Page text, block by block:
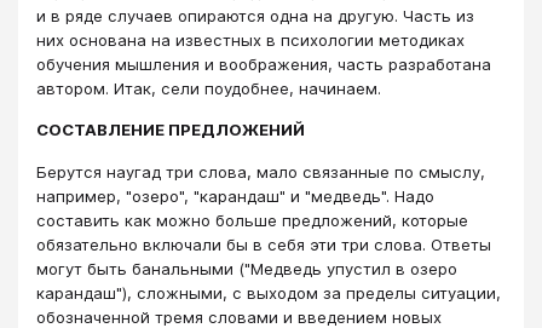
и в ряде случаев опираются одна на другую. Часть из
них основана на известных в психологии методиках
обучения мышления и воображения, часть разработана
автором. Итак, сели поудобнее, начинаем.
СОСТАВЛЕНИЕ ПРЕДЛОЖЕНИЙ
Берутся наугад три слова, мало связанные по смыслу,
например, "озеро", "карандаш" и "медведь". Надо
составить как можно больше предложений, которые
обязательно включали бы в себя эти три слова. Ответы
могут быть банальными ("Медведь упустил в озеро
карандаш"), сложными, с выходом за пределы ситуации,
обозначенной тремя словами и введением новых